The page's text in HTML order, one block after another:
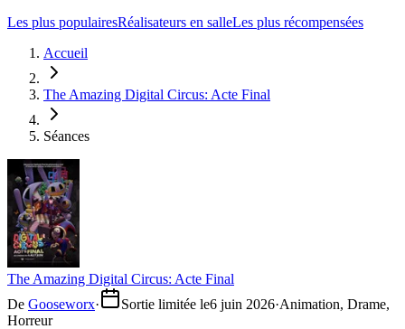
Les plus populairesRéalisateurs en salleLes plus récompensées
Accueil
The Amazing Digital Circus: Acte Final
Séances
The Amazing Digital Circus: Acte Final
De Gooseworx· Sortie limitée le6 juin 2026·Animation, Drame,
Horreur